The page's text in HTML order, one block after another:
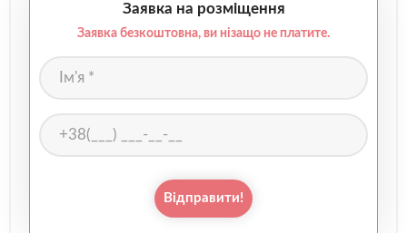
Заявка на розміщення
Заявка безкоштовна, ви нізащо не платите.
Відправити!